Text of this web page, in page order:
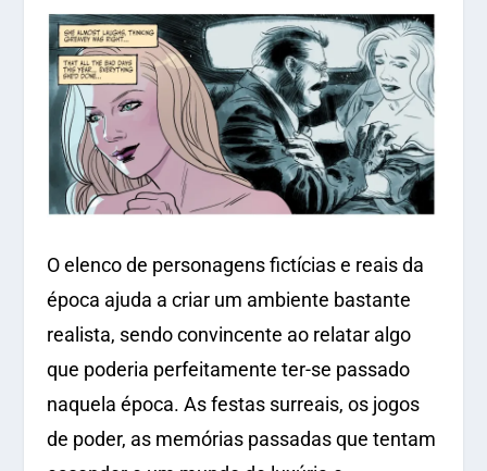
O elenco de personagens fictícias e reais da
época ajuda a criar um ambiente bastante
realista, sendo convincente ao relatar algo
que poderia perfeitamente ter-se passado
naquela época. As festas surreais, os jogos
de poder, as memórias passadas que tentam